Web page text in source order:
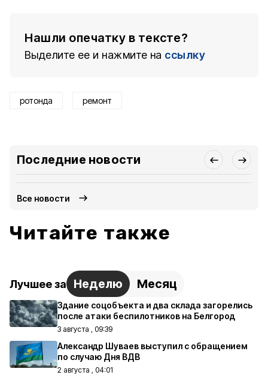
Нашли опечатку в тексте?
Выделите ее и нажмите на ссылку
ротонда ремонт
Последние новости
Все новости
Читайте также
Лучшее за Неделю Месяц
Здание соцобъекта и два склада загорелись
после атаки беспилотников на Белгород
3 августа , 09:39
Александр Шуваев выступил с обращением
по случаю Дня ВДВ
2 августа , 04:01